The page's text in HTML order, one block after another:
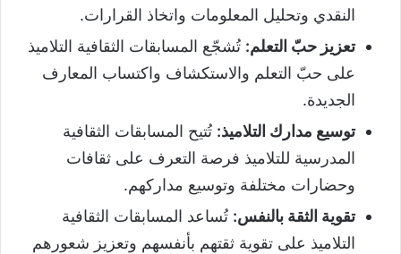
النقدي وتحليل المعلومات واتخاذ القرارات.
تعزيز حبّ التعلم: تُشجّع المسابقات الثقافية التلاميذ
على حبّ التعلم والاستكشاف واكتساب المعارف
الجديدة.
توسيع مدارك التلاميذ: تُتيح المسابقات الثقافية
المدرسية للتلاميذ فرصة التعرف على ثقافات
وحضارات مختلفة وتوسيع مداركهم.
تقوية الثقة بالنفس: تُساعد المسابقات الثقافية
التلاميذ على تقوية ثقتهم بأنفسهم وتعزيز شعورهم